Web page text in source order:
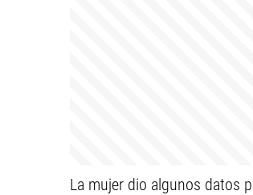
La mujer dio algunos datos